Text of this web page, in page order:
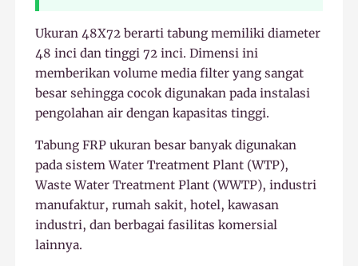
Ukuran 48X72 berarti tabung memiliki diameter
48 inci dan tinggi 72 inci. Dimensi ini
memberikan volume media filter yang sangat
besar sehingga cocok digunakan pada instalasi
pengolahan air dengan kapasitas tinggi.
Tabung FRP ukuran besar banyak digunakan
pada sistem Water Treatment Plant (WTP),
Waste Water Treatment Plant (WWTP), industri
manufaktur, rumah sakit, hotel, kawasan
industri, dan berbagai fasilitas komersial
lainnya.